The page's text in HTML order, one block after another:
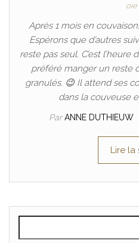
oie
Après 1 mois en
Espérons que d’autres
reste pas seul. C’est
préféré manger un reste
granulés. 😉 Il attend ses
dans la couveuse
ParANNE DUTHIEUW
Lire la